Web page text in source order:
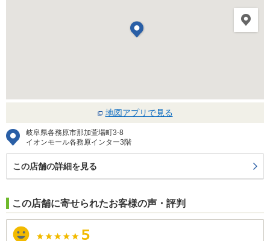
地図アプリで見る
岐阜県各務原市那加萱場町3-8
イオンモール各務原インター3階
この店舗の詳細を見る
この店舗に寄せられたお客様の声・評判